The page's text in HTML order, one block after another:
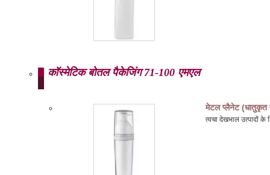
कॉस्मेटिक बोतल पैकेजिंग 71-100 एमएल
मेटल प्लैनेट (धातुकृत
त्वचा देखभाल उत्पादों के